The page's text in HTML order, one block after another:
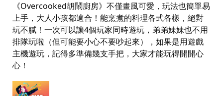
《Overcooked胡鬧廚房》不僅畫風可愛，玩法也簡單易
上手，大人小孩都適合！能烹煮的料理各式各樣，絕對
玩不膩！一次可以讓4個玩家同時遊玩，弟弟妹妹也不用
排隊玩啦（但可能要小心不要吵起來），如果是用遊戲
主機遊玩，記得多準備幾支手把，大家才能玩得開開心
心！